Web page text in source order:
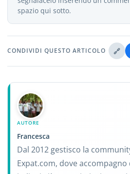
spazio qui sotto.
CONDIVIDI QUESTO ARTICOLO 🔗
AUTORE
Francesca
Dal 2012 gestisco la
Expat.com, dove